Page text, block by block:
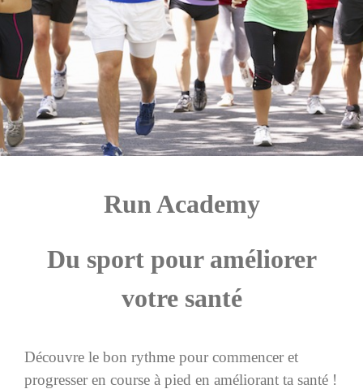
Run Academy
Du sport pour améliorer
votre santé
Découvre le bon rythme pour commencer et
progresser en course à pied en améliorant ta santé !